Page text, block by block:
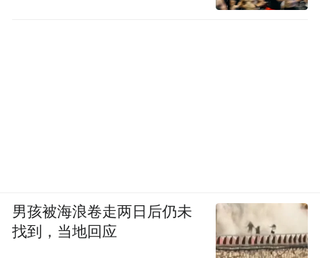
男孩被海浪卷走两日后仍未
找到，当地回应